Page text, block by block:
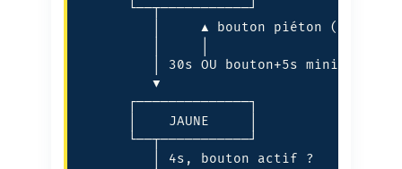
└──┬───────────┘
│     ▲ bouton piéton (rapide)
│ 30s OU bouton+5s minimum
▼
┌──────────────┐
│    JAUNE     │
└──┬───────────┘
│ 4s, bouton actif ?